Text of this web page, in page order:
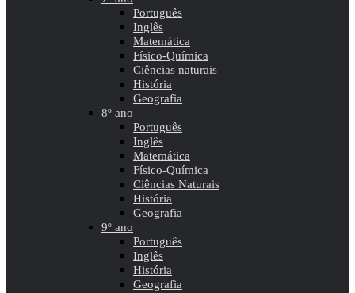
Português
Inglês
Matemática
Físico-Química
Ciências naturais
História
Geografia
8º ano
Português
Inglês
Matemática
Físico-Química
Ciências Naturais
História
Geografia
9º ano
Português
Inglês
História
Geografia